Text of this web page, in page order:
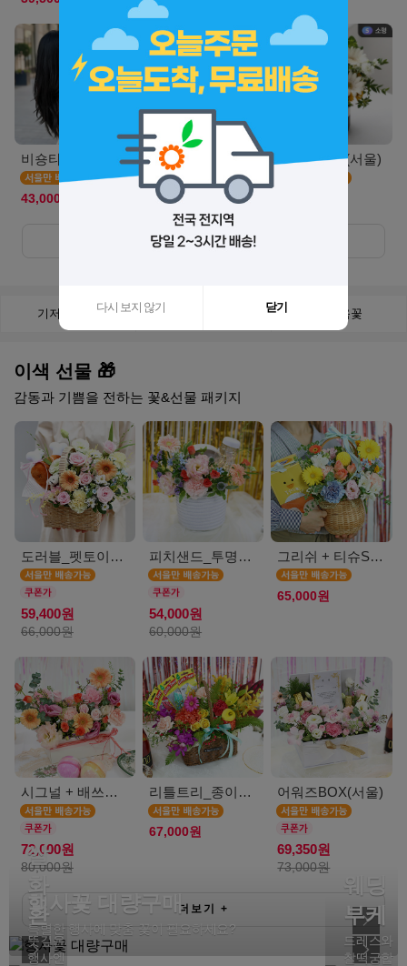
비숑타임(서울S)
43,000원
캣블라썸(서울)
44,900원
에그타르트(서울)
더보기+
기저귀 케익 천연옥꽃
이색 선물 🎁
감동과 기쁨을 전하는 꽃&선물 패키지
도러블_펫토이인형(서울)
59,400원
66,000원
피치샌드_투명보틀(서울)
54,000원
60,000원
그리쉬 + 티슈SET(서울)
65,000원
시그널 + 배쓰밤SET(서울)
72,000원
80,000원
리틀트리_종이방향제(서울)
67,000원
어워즈BOX(서울)
69,350원
73,000원
더보기 +
행사꽃 대량구매
특별한 행사에 맞춤 꽃이 필요하세요?
쌀
화
환
뜻깊은
행사엔
웨딩
부케
드레스와
찰떡궁합
다시 보지 않기 닫기